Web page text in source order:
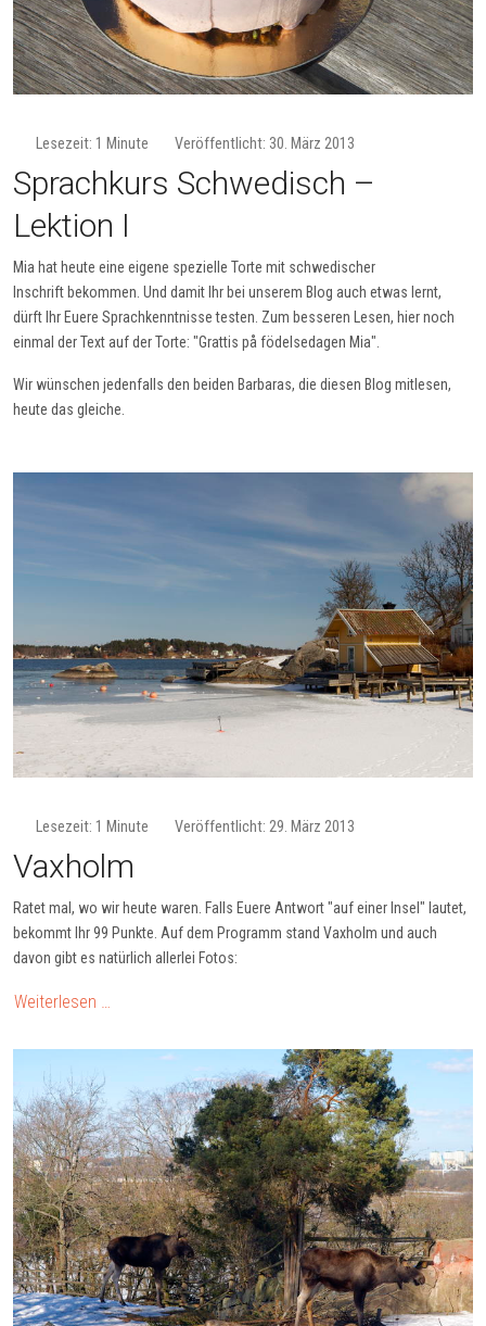
Lesezeit: 1 Minute Veröffentlicht: 30. März 2013
Sprachkurs Schwedisch –
Lektion I
Mia hat heute eine eigene spezielle Torte mit schwedischer
Inschrift bekommen. Und damit Ihr bei unserem Blog auch etwas lernt,
dürft Ihr Euere Sprachkenntnisse testen. Zum besseren Lesen, hier noch
einmal der Text auf der Torte: "Grattis på födelsedagen Mia".
Wir wünschen jedenfalls den beiden Barbaras, die diesen Blog mitlesen,
heute das gleiche.
Lesezeit: 1 Minute Veröffentlicht: 29. März 2013
Vaxholm
Ratet mal, wo wir heute waren. Falls Euere Antwort "auf einer Insel" lautet,
bekommt Ihr 99 Punkte. Auf dem Programm stand Vaxholm und auch
davon gibt es natürlich allerlei Fotos:
Weiterlesen …